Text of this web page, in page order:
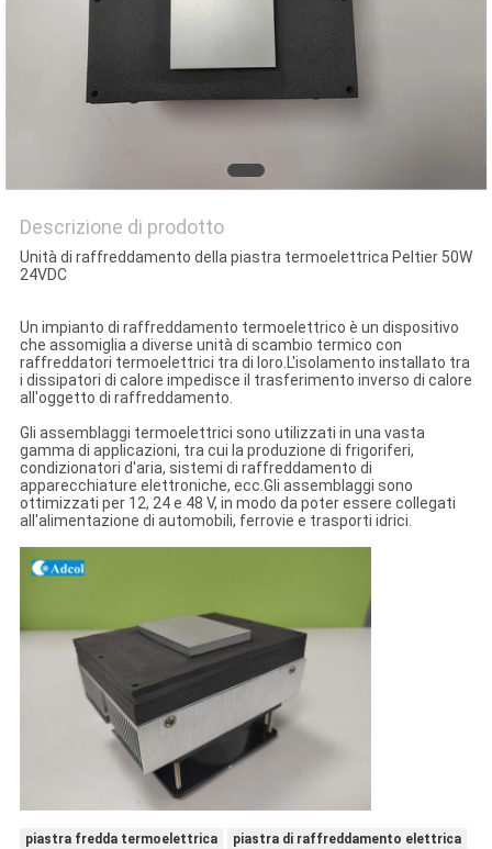
Descrizione di prodotto
Unità di raffreddamento della piastra termoelettrica Peltier 50W
24VDC
Un impianto di raffreddamento termoelettrico è un dispositivo
che assomiglia a diverse unità di scambio termico con
raffreddatori termoelettrici tra di loro.L'isolamento installato tra
i dissipatori di calore impedisce il trasferimento inverso di calore
all'oggetto di raffreddamento.
Gli assemblaggi termoelettrici sono utilizzati in una vasta
gamma di applicazioni, tra cui la produzione di frigoriferi,
condizionatori d'aria, sistemi di raffreddamento di
apparecchiature elettroniche, ecc.Gli assemblaggi sono
ottimizzati per 12, 24 e 48 V, in modo da poter essere collegati
all'alimentazione di automobili, ferrovie e trasporti idrici.
piastra fredda termoelettrica
piastra di raffreddamento elettrica